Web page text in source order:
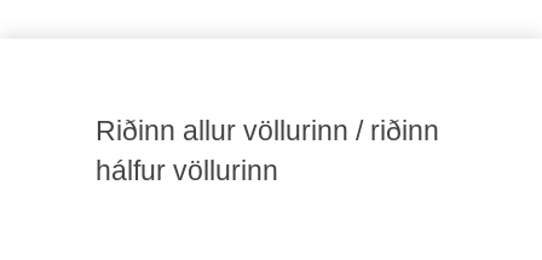
Riðinn allur völlurinn / riðinn
hálfur völlurinn